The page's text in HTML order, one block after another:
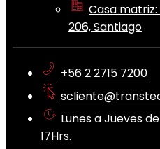
Casa
206, Santiago
+56 2 2715 7200
Lunes a Jueves
17Hrs.